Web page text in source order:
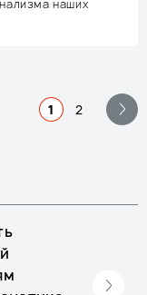
наших
1 2